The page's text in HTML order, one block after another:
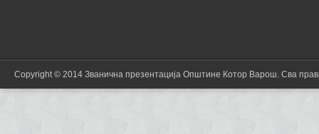
Copyright © 2014 Званична презентација Општине Котор Варош. Сва